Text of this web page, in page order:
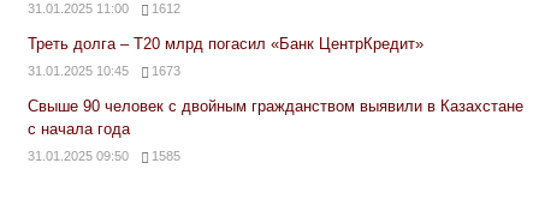
31.01.2025 11:00 1612
Треть долга – Т20 млрд погасил «Банк ЦентрКредит»
31.01.2025 10:45 1673
Свыше 90 человек с двойным гражданством выявили в Казахстане
с начала года
31.01.2025 09:50 1585